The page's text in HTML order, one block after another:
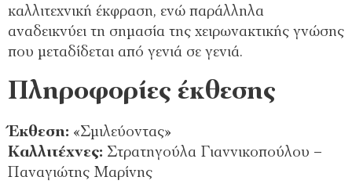
καλλιτεχνική έκφραση, ενώ παράλληλα
αναδεικνύει τη σημασία της χειρωνακτικής γνώσης
που μεταδίδεται από γενιά σε γενιά.
Πληροφορίες έκθεσης
Έκθεση: «Σμιλεύοντας»
Καλλιτέχνες: Στρατηγούλα Γιαννικοπούλου –
Παναγιώτης Μαρίνης